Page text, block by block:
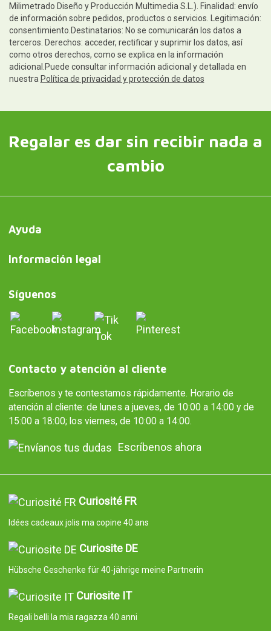
Milimetrado Diseño y Producción Multimedia S.L.). Finalidad: envío
de información sobre pedidos, productos o servicios. Legitimación:
consentimiento.Destinatarios: No se comunicarán los datos a
terceros. Derechos: acceder, rectificar y suprimir los datos, así
como otros derechos, como se explica en la información
adicional.Puede consultar información adicional y detallada en
nuestra Política de privacidad y protección de datos
Regalar es dar sin recibir nada a
cambio
Ayuda
Información legal
Síguenos
Contacto y atención al cliente
Escríbenos y te contestamos rápidamente. Horario de
atención al cliente: de lunes a jueves, de 10:00 a 14:00 y de
15:00 a 18:00; los viernes, de 10:00 a 14:00.
Escríbenos ahora
Curiosité FR
Idées cadeaux jolis ma copine 40 ans
Curiosite DE
Hübsche Geschenke für 40-jährige meine Partnerin
Curiosite IT
Regali belli la mia ragazza 40 anni